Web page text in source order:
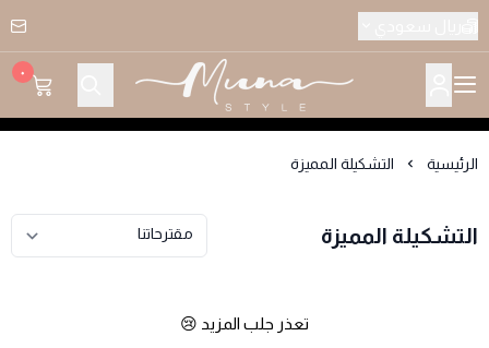
متجر منى ستايل للملابس النسائيه
٠
الرئيسية التشكيلة المميزة
التشكيلة المميزة
تعذر جلب المزيد 😢